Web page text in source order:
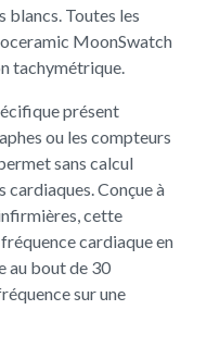
blancs. Toutes les
MoonSwatch
tachymétrique.
présent
ou les compteurs
sans calcul
cardiaques. Conçue à
cette
cardiaque en
au bout de 30
sur une